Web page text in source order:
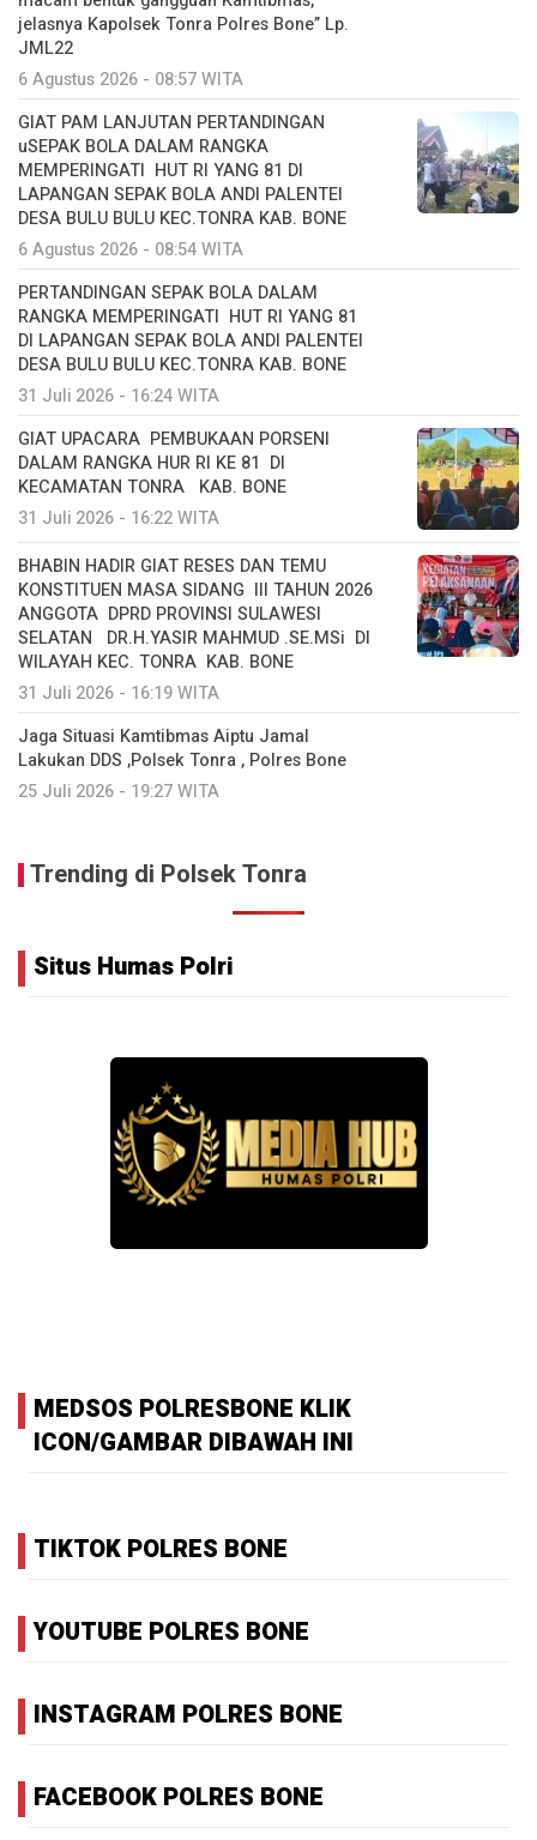
jelasnya Kapolsek Tonra Polres Bone” Lp.
JML22
6 Agustus 2026 - 08:57 WITA
GIAT PAM LANJUTAN PERTANDINGAN
uSEPAK BOLA DALAM RANGKA
MEMPERINGATI HUT RI YANG 81 DI
LAPANGAN SEPAK BOLA ANDI PALENTEI
DESA BULU BULU KEC.TONRA KAB. BONE
6 Agustus 2026 - 08:54 WITA
PERTANDINGAN SEPAK BOLA DALAM
RANGKA MEMPERINGATI HUT RI YANG 81
DI LAPANGAN SEPAK BOLA ANDI PALENTEI
DESA BULU BULU KEC.TONRA KAB. BONE
31 Juli 2026 - 16:24 WITA
GIAT UPACARA PEMBUKAAN PORSENI
DALAM RANGKA HUR RI KE 81 DI
KECAMATAN TONRA KAB. BONE
31 Juli 2026 - 16:22 WITA
BHABIN HADIR GIAT RESES DAN TEMU
KONSTITUEN MASA SIDANG III TAHUN 2026
ANGGOTA DPRD PROVINSI SULAWESI
SELATAN DR.H.YASIR MAHMUD .SE.MSi DI
WILAYAH KEC. TONRA KAB. BONE
31 Juli 2026 - 16:19 WITA
Jaga Situasi Kamtibmas Aiptu Jamal
Lakukan DDS ,Polsek Tonra , Polres Bone
25 Juli 2026 - 19:27 WITA
Trending di Polsek Tonra
Situs Humas Polri
MEDSOS POLRESBONE KLIK
ICON/GAMBAR DIBAWAH INI
TIKTOK POLRES BONE
YOUTUBE POLRES BONE
INSTAGRAM POLRES BONE
FACEBOOK POLRES BONE